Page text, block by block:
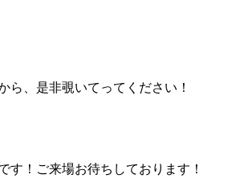
ら、是非覗いてってください！
す！ご来場お待ちしております！